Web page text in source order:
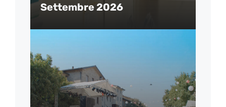
Settembre 2026